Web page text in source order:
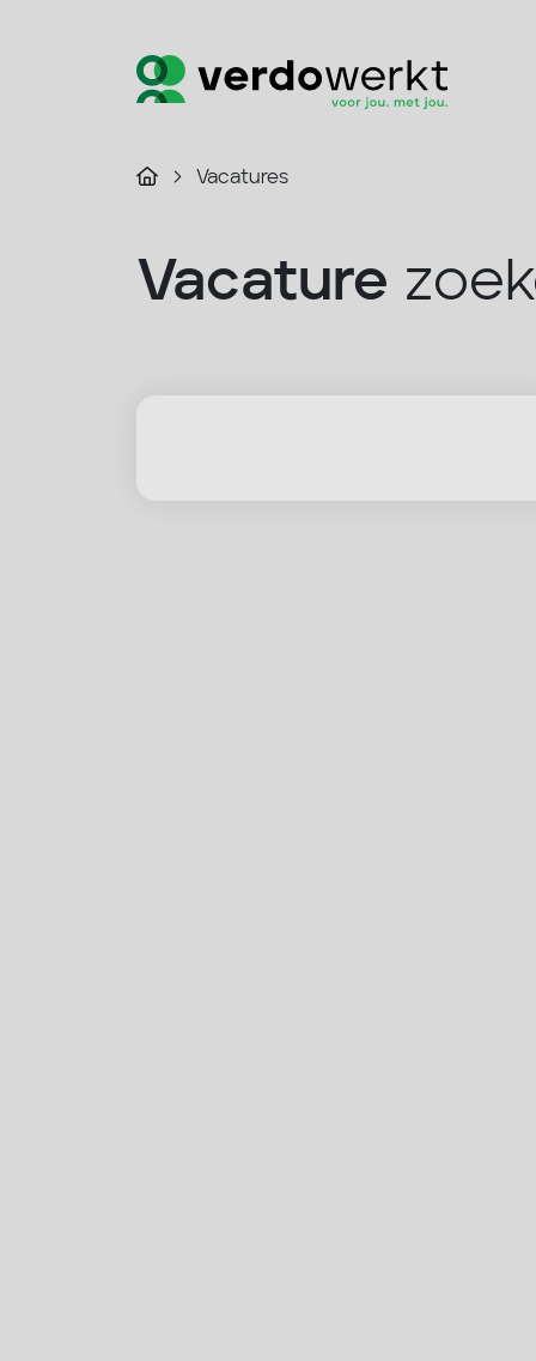
Vacatures
Vacature